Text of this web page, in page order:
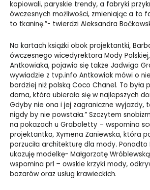
kopiowali, paryskie trendy, a fabryki
ówczesnych możliwości, zmieniając a to
to tkaninę.”- twierdzi Aleksandra
Na kartach książki obok projektantki,
ówczesnego wicedyrektora Mody
Antkowiaka, pojawia się także Jadwiga
wywiadzie z tvp.info Antkowiak mówi o
bardziej niż polską Coco Chanel. To była
dama, która ubierała się w najlepszych
Gdyby nie ona i jej zagraniczne wyjazdy,
nigdy by nie powstała.” Szczytem
na pokazach u Graboletty – wspomina
projektantka, Xymena Zaniewska, która
porzuciła architekturę dla mody. Ponadto
ukazuję modelkę- Małgorzatę
wspomina prl – owskie krzyki mody,
bazarów oraz usług krawieckich.